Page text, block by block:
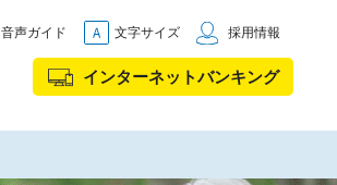
インターネットバンキング
音声ガイド 文字サイズ 採用情報